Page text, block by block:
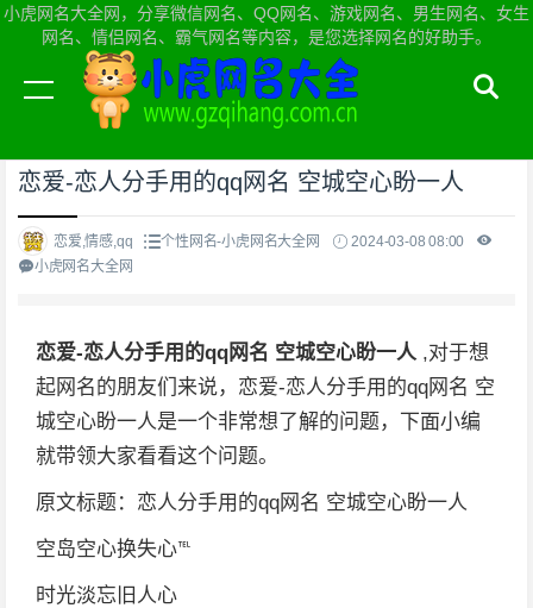
小虎网名大全网，分享微信网名、QQ网名、游戏网名、男生网名、女生
网名、情侣网名、霸气网名等内容，是您选择网名的好助手。
当前位置：小虎网名大全网首页>个性网名
恋爱-恋人分手用的qq网名 空城空心盼一人
恋爱,情感,qq 个性网名-小虎网名大全网
2024-03-08 08:00
小虎网名大全网
恋爱-恋人分手用的qq网名 空城空心盼一人 ,对于想
起网名的朋友们来说，恋爱-恋人分手用的qq网名 空
城空心盼一人是一个非常想了解的问题，下面小编
就带领大家看看这个问题。
原文标题：恋人分手用的qq网名 空城空心盼一人
空岛空心换失心℡
时光淡忘旧人心